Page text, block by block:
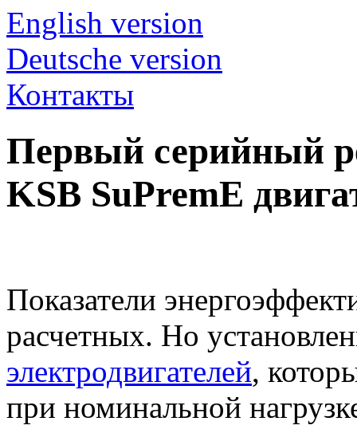
English version
Deutsche version
Контакты
Первый серийный
KSB SuPremE
Показатели
расчетных. Но
электродвигателей,
при номинальной